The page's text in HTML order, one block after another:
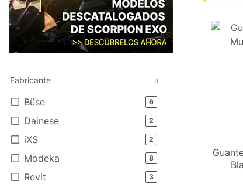
Fabricante
Büse 6#global.productsFound#
Dainese 2
iXS 2
Modeka 8#global.productsFound#
Revit 3#global.productsFound#